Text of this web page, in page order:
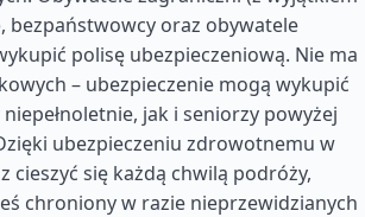
bezpaństwowcy oraz obywatele
polisę ubezpieczeniową. Nie ma
– ubezpieczenie mogą wykupić
jak i seniorzy powyżej
ubezpieczeniu zdrowotnemu w
cieszyć się każdą chwilą podróży,
chroniony w razie nieprzewidzianych